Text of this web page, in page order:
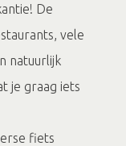
De
vele
natuurlijk
je graag iets
fiets